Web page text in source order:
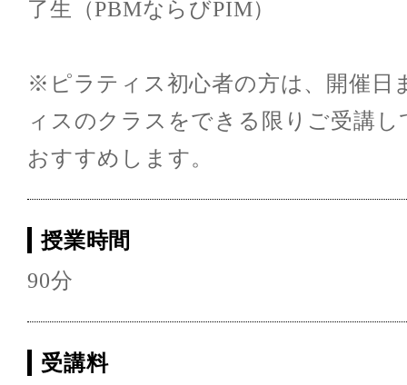
了生（PBMならびPIM）
※ピラティス初心者の方は、開催日
ィスのクラスをできる限りご受講
おすすめします。
授業時間
90分
受講料